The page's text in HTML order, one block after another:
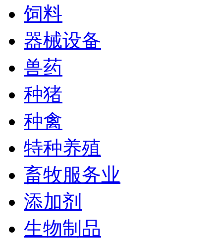
饲料
器械设备
兽药
种猪
种禽
特种养殖
畜牧服务业
添加剂
生物制品